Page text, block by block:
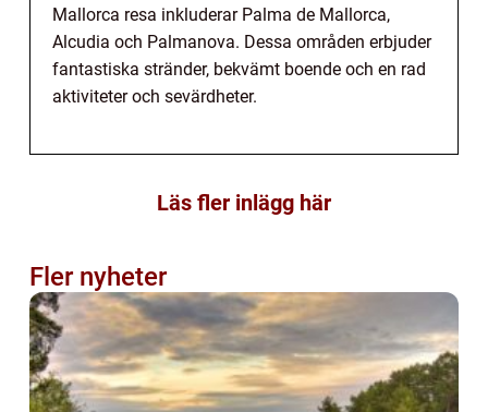
Mallorca resa inkluderar Palma de Mallorca,
Alcudia och Palmanova. Dessa områden erbjuder
fantastiska stränder, bekvämt boende och en rad
aktiviteter och sevärdheter.
Läs fler inlägg här
Fler nyheter